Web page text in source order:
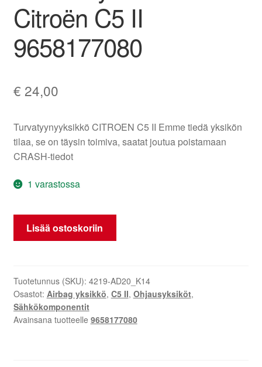
Citroën C5 II
9658177080
€ 24,00
Turvatyynyyksikkö CITROEN C5 II Emme tiedä yksikön
tilaa, se on täysin toimiva, saatat joutua poistamaan
CRASH-tiedot
1 varastossa
Ilmaisin
yksikkö
II
9658177080
määrä
Lisää ostoskoriin
Tuotetunnus (SKU): 4219-AD20_K14
Osastot: Airbag yksikkö, C5 II, Ohjausyksiköt,
Sähkökomponentit
Avainsana tuotteelle 9658177080